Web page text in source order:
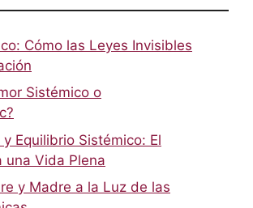
Cómo las Leyes Invisibles
Sistémico o
Equilibrio Sistémico: El
una Vida Plena
y Madre a la Luz de las